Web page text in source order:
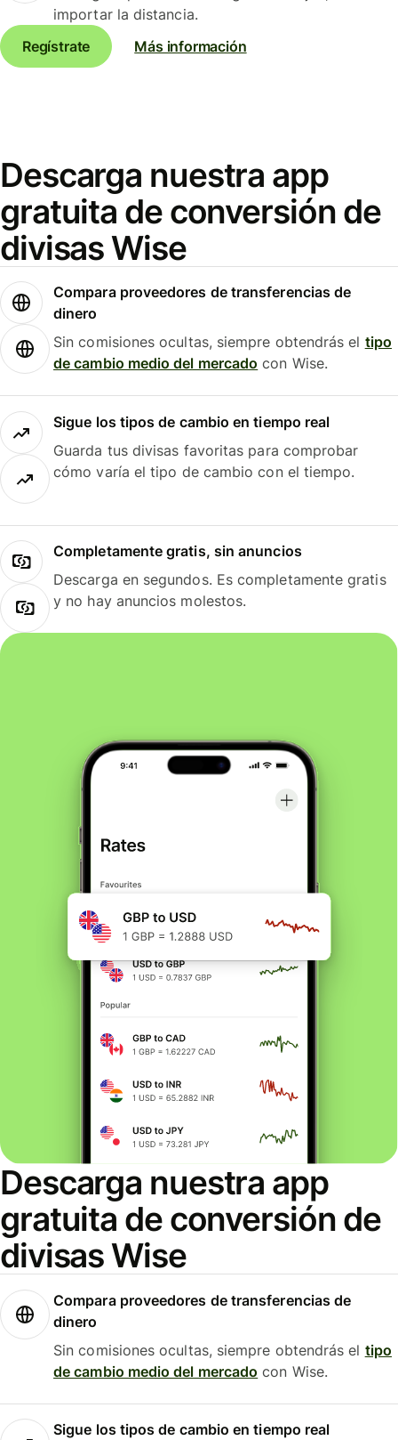
importar la distancia.
Regístrate
Más información
Descarga nuestra app
gratuita de conversión de
divisas Wise
Compara proveedores de transferencias de
dinero
Sin comisiones ocultas, siempre obtendrás el tipo
de cambio medio del mercado con Wise.
Sigue los tipos de cambio en tiempo real
Guarda tus divisas favoritas para comprobar
cómo varía el tipo de cambio con el tiempo.
Completamente gratis, sin anuncios
Descarga en segundos. Es completamente gratis
y no hay anuncios molestos.
Descarga nuestra app
gratuita de conversión de
divisas Wise
Compara proveedores de transferencias de
dinero
Sin comisiones ocultas, siempre obtendrás el tipo
de cambio medio del mercado con Wise.
Sigue los tipos de cambio en tiempo real